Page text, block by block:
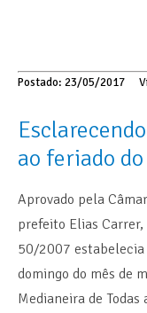
Postado: 23/05/2017
ao feriado
Aprovado pela
prefeito Elias Carrer,
50/2007
domingo do mês de
Medianeira de